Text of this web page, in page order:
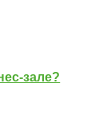
зале?